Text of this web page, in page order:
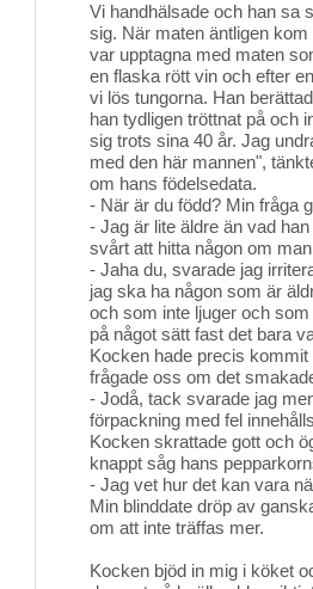
Vi handhälsade och han sa
sig. När maten äntligen
var upptagna med maten
en flaska rött vin och efter
vi lös tungorna. Han
han tydligen tröttnat på och
sig trots sina 40 år. Jag
med den här mannen",
om hans födelsedata.
- När är du född? Min fråga
- Jag är lite äldre än vad
svårt att hitta någon om
- Jaha du, svarade jag
jag ska ha någon som är
och som inte ljuger och
på något sätt fast det bara
Kocken hade precis
frågade oss om det
- Jodå, tack svarade jag
förpackning med fel
Kocken skrattade gott och
knappt såg hans
- Jag vet hur det kan vara
Min blinddate dröp av
om att inte träffas mer.
Kocken bjöd in mig i köket